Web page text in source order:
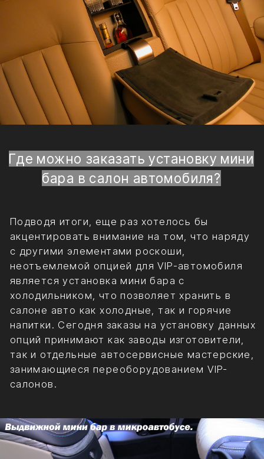
предоставляет спектр профессиональных
услуг по тюнингу и дооснащению салона
Вашего автомобиля. Если Вы желаете, чтобы
в салоне Вашего авто всегда под рукой были
прохладные напитки, особенно если Вы
истинный ценитель качественного виски или
хорошего игристого вина, в таком случае
заказывайте в нашей компании установку в
салон автомобиля мини бара. Наши мастера
профессионально интегрируют в салонное
пространство Вашего автомобиля
представительского класса мини бар и
оптимального комфорта в дороге. Также мы
можем встроить в салон кофеварку, и Вы
будете наслаждаться бодрящим свежим
кофе в своем автомобиле во время работы.
В нашем тюнинг-центре SV-ART Вы сможете
заказать полное переоборудование салона
своего авто, превратив машину в
мини бара и авто холодильника, позволит
Вам более качественно организовать
рабочий процесс и отдых в течение времени,
проводимого в пути.